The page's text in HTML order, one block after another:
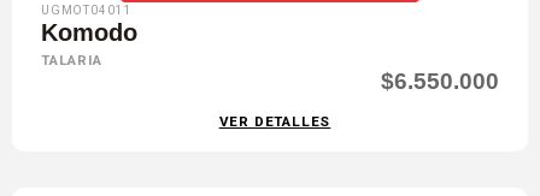
UGMOT04011
Komodo
TALARIA
$6.550.000
VER DETALLES